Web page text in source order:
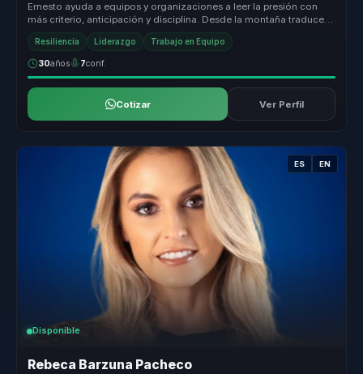
Ernesto ayuda a equipos y organizaciones a leer la presión con
más criterio, anticipación y disciplina. Desde la montaña traduce
segurida...
Resiliencia Liderazgo Trabajo en Equipo
30años 7conf.
Cotizar Ver Perfil
ES EN
Disponible
Rebeca Barzuna Pacheco